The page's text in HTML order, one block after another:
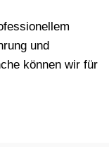
und
können wir für